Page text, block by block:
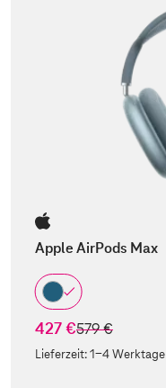
Apple AirPods Max
427 €statt
579 €
Lieferzeit:1-4 Werktage